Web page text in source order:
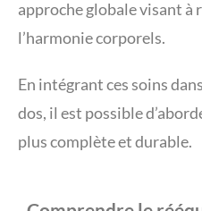
approche globale visant à
l’harmonie corporels.
En intégrant ces soins
dos, il est possible
plus complète et durable.